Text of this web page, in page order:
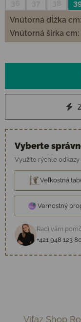
Vnútorná dĺžka
Vnútorná šírka cm:
Vyberte
Využite rýchle odkazy
Veľkostná
Vernostný
Radi vám
+421 948 123
Víťaz Shop